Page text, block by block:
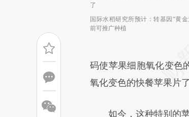
了
国际水稻研究所预计：转基因“黄
前可推广种植
码使苹果细胞氧化变色
氧化变色的快餐苹果片了
如今，这种特别的苹